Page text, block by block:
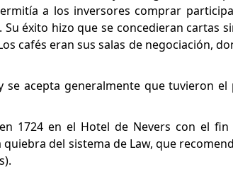
a los inversores comprar
éxito hizo que se concedieran cartas
cafés eran sus salas de negociación,
se acepta generalmente que tuvieron
1724 en el Hotel de Nevers con el
del sistema de Law, que